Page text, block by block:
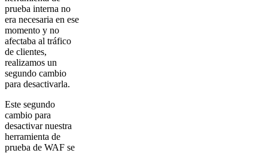
prueba interna no
era necesaria en ese
momento y no
afectaba al tráfico
de clientes,
realizamos un
segundo cambio
para desactivarla.
Este segundo
cambio para
desactivar nuestra
herramienta de
prueba de WAF se